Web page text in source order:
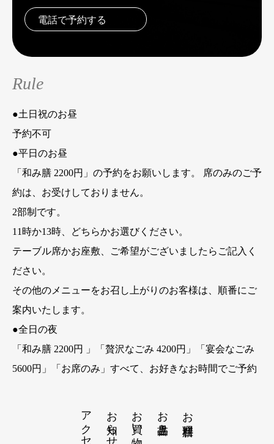
電話で予約する
Rule
●土日祝のお昼
予約不可
●平日のお昼
「和み膳 2200円」の予約をお願いします。 席のみのご予
約は、お受けしておりません。
2部制です。
11時か13時、どちらかお選びください。
テーブル席かお座敷、ご希望がございましたらご記入く
ださい。
その他のメニューをお召し上がりのお客様は、順番にご
案内いたします。
●全日の夜
「和み膳 2200円 」「贅沢なごみ 4200円」「宴会なごみ
5600円」「お席のみ」すべて、お好きなお時間でご予約
お膳料理
お品書き
お買い物
お知らせ
アクセス